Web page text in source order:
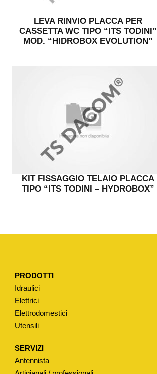
LEVA RINVIO PLACCA PER
CASSETTA WC TIPO “ITS TODINI”
MOD. “HIDROBOX EVOLUTION”
KIT FISSAGGIO TELAIO PLACCA
TIPO “ITS TODINI – HYDROBOX”
PRODOTTI
Idraulici
Elettrici
Elettrodomestici
Utensili
SERVIZI
Antennista